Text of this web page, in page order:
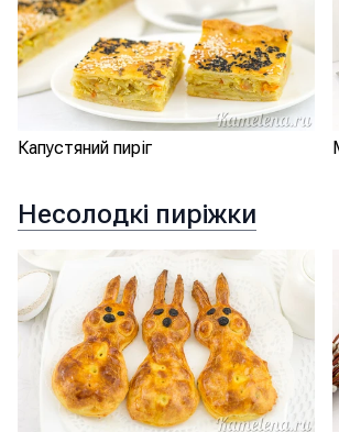
Капустяний пиріг
Несолодкі пиріжки